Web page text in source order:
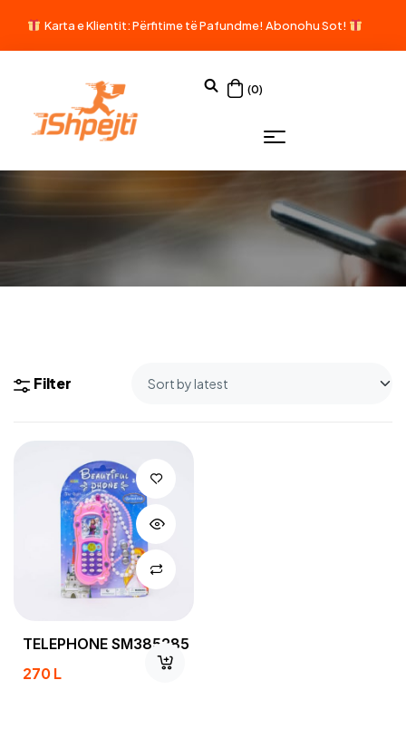
Karta e Klientit: Përfitime të Pafundme! Abonohu Sot!
(0)
Filter
TELEPHONE SM385285
270L